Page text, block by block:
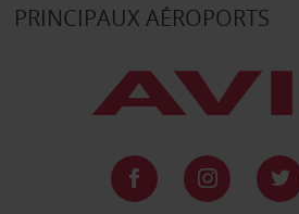
PRINCIPAUX AÉROPORTS